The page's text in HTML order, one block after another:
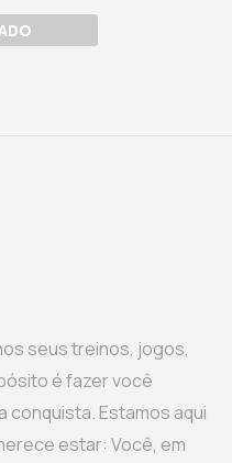
seus treinos, jogos,
é fazer você
conquista. Estamos aqui
estar: Você, em